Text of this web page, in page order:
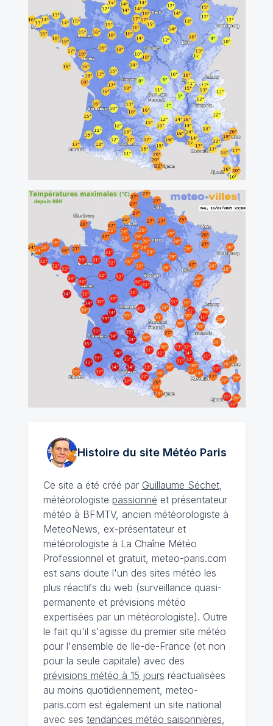
Histoire du site MétéoParis
Ce site a été créé par Guillaume Séchet,
météorologiste passionné et présentateur
météo à BFMTV, ancien météorologiste à
MeteoNews, ex-présentateur et
météorologiste à La Chaîne Météo
Professionnel et gratuit, meteo-paris.com
est sans doute l'un des sites météo les
plus réactifs du web (surveillance quasi-
permanente et prévisions météo
expertisées par un météorologiste). Outre
le fait qu'il s'agisse du premier site météo
pour l'ensemble de Ile-de-France (et non
pour la seule capitale) avec des
prévisions météo à 15 jours réactualisées
au moins quotidiennement, meteo-
paris.com est également un site national
avec ses tendances météo saisonnières